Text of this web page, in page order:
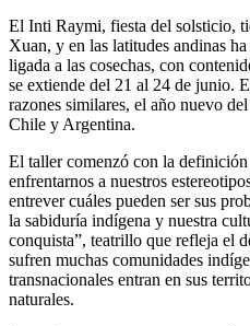
El Inti Raymi, fiesta del solsticio,
Xuan, y en las latitudes andinas
ligada a las cosechas, con
se extiende del 21 al 24 de junio.
razones similares, el año nuevo
Chile y Argentina.
El taller comenzó con la
enfrentarnos a nuestros
entrever cuáles pueden ser sus
la sabiduría indígena y nuestra
conquista”, teatrillo que refleja el
sufren muchas comunidades
transnacionales entran en sus
naturales.